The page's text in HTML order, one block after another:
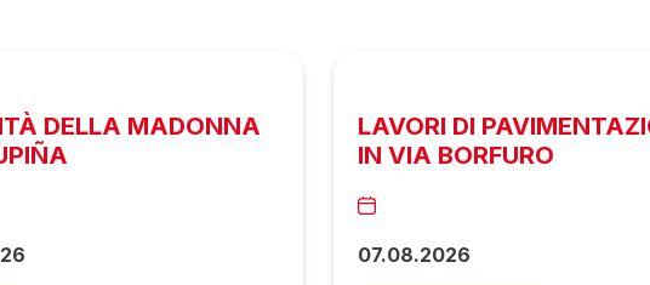
DELLA MADONNA
LAVORI DI
IN VIA BORFURO
07.08.2026